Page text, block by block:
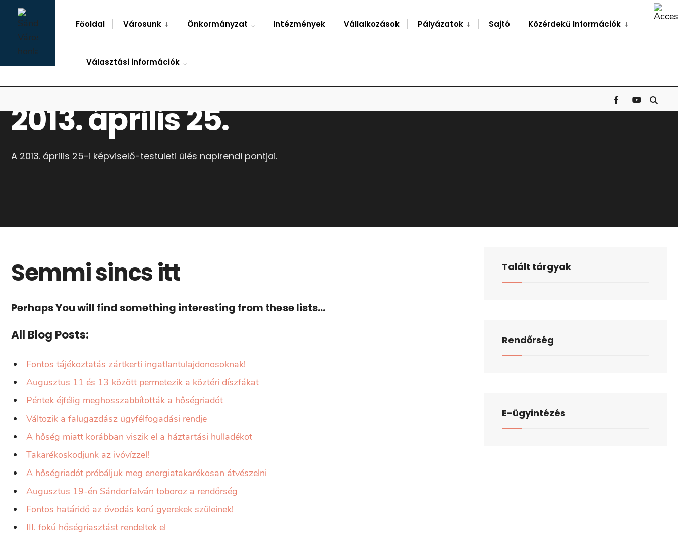
Skip
content
Főoldal Városunk Önkormányzat Intézmények Vállalkozások Pályázatok Sajtó Közérdekű Információk
Választási információk
2013. április 25.
A 2013. április 25-i képviselő-testületi ülés napirendi pontjai.
Semmi sincs itt
Perhaps You will find something interesting from these lists...
All Blog Posts:
Fontos tájékoztatás zártkerti ingatlantulajdonosoknak!
Augusztus 11 és 13 között permetezik a köztéri díszfákat
Péntek éjfélig meghosszabbították a hőségriadót
Változik a falugazdász ügyfélfogadási rendje
A hőség miatt korábban viszik el a háztartási hulladékot
Takarékoskodjunk az ivóvízzel!
A hőségriadót próbáljuk meg energiatakarékosan átvészelni
Augusztus 19-én Sándorfalván toboroz a rendőrség
Fontos határidő az óvodás korú gyerekek szüleinek!
III. fokú hőségriasztást rendeltek el
Talált tárgyak
Rendőrség
E-ügyintézés
Window